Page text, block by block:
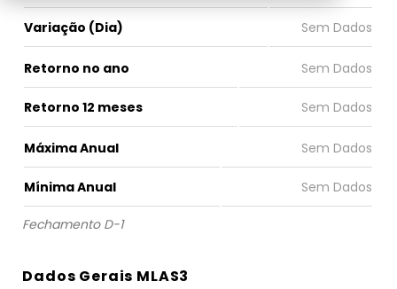
Variação (Dia)
Retorno no ano
Retorno 12 meses
Máxima Anual
Mínima Anual
Fechamento D-1
Dados Gerais MLAS3